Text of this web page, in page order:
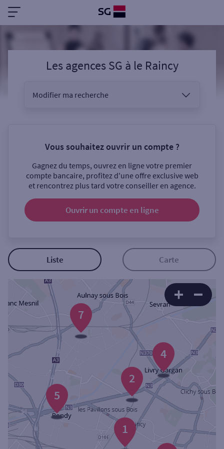
Les agences SG à le Raincy
Modifier ma recherche
Sélectionnez votre recherche
Ouverte le samedi
Coffre-fort
Autour de moi
Ville / Code postal
Rechercher
Vous souhaitez ouvrir un compte ?
Gagnez du temps, ouvrez en ligne votre premier
compte bancaire, profitez d'une offre exclusive web
et rencontrez plus tard votre conseiller en agence.
Ouvrir un compte en ligne
Liste Carte
7
5
4
2
1